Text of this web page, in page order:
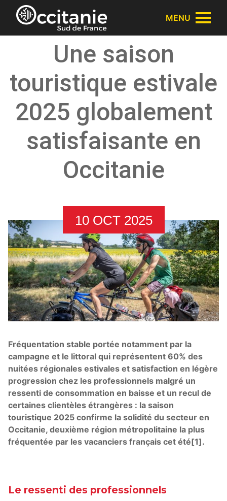
Panneau de gestion des cookies
MENU
Une saison
touristique estivale
2025 globalement
satisfaisante en
Occitanie
10 OCT 2025
Fréquentation stable portée notamment par la
campagne et le littoral qui représentent 60% des
nuitées régionales estivales et satisfaction en légère
progression chez les professionnels malgré un
ressenti de consommation en baisse et un recul de
certaines clientèles étrangères : la saison
touristique 2025 confirme la solidité du secteur en
Occitanie, deuxième région métropolitaine la plus
fréquentée par les vacanciers français cet été[1].
Le ressenti des professionnels